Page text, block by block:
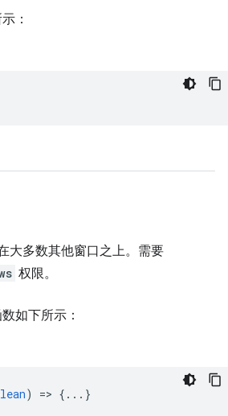
：
大多数其他窗口之上。需要
权限。
如下所示：
) => {...}